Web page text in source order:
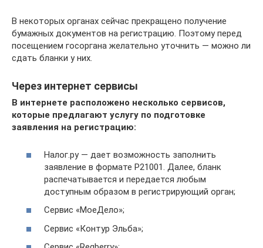
В некоторых органах сейчас прекращено получение
бумажных документов на регистрацию. Поэтому перед
посещением госоргана желательно уточнить — можно ли
сдать бланки у них.
Через интернет сервисы
В интернете расположено несколько сервисов,
которые предлагают услугу по подготовке
заявления на регистрацию:
Налог.ру — дает возможность заполнить
заявление в формате Р21001. Далее, бланк
распечатывается и передается любым
доступным образом в регистрирующий орган;
Сервис «МоеДело»;
Сервис «Контур Эльба»;